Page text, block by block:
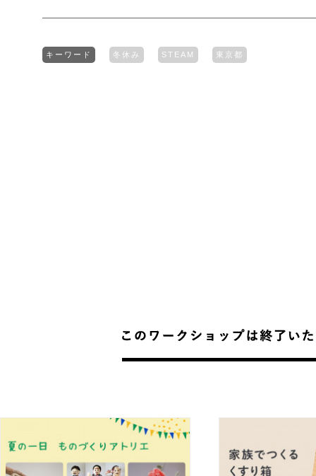
キーワード 冬休み STEAM 東京都